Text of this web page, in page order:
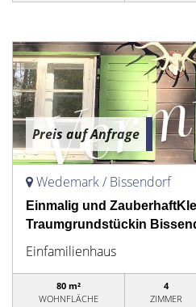
Preis auf Anfrage
Wedemark / Bissendorf
Einmalig und
Traumgrundstückin
Einfamilienhaus
80 m²
WOHNFLÄCHE
4
ZIMMER